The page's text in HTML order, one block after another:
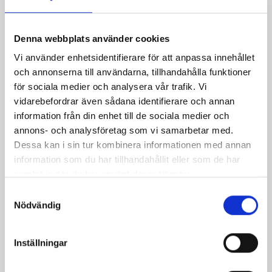
Denna webbplats använder cookies
Vi använder enhetsidentifierare för att anpassa innehållet
och annonserna till användarna, tillhandahålla funktioner
för sociala medier och analysera vår trafik. Vi
vidarebefordrar även sådana identifierare och annan
information från din enhet till de sociala medier och
annons- och analysföretag som vi samarbetar med.
Dessa kan i sin tur kombinera informationen med annan
information som du har tillhandahållit eller som de har
Nödvändig
Inställningar